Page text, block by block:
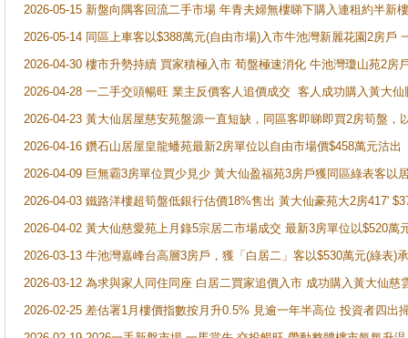
2026-05-15 新盤向隅客回流二手市場 年青夫婦無樓睇下購入連租約半新
2026-05-14 同區上車客以$388萬元(自由市場)入市牛池灣新麗花園2房戶
2026-04-30 樓市升勢持續 買家積極入市 荀盤極速消化 牛池灣瓊山苑2房
2026-04-28 一二手交頭暢旺 業主反價客人追價成交 客人成功購入黃大
2026-04-23 黃大仙居屋慈安苑盤源一直短缺，同區客即睇即買2房筍盤，
2026-04-16 鑽石山居屋皇龍蟠苑最新2房單位以自由市場價$458萬元沽出
2026-04-09 巨無霸3房單位買少見少 黃大仙盈福苑3房戶獲同區綠表客以
2026-04-03 鐵路洋樓超筍盤低銀行估價18%售出 黃大仙豪苑大2房417'
2026-04-02 黃大仙慈愛苑上月錄5宗居二市場成交 最新3房單位以$520萬
2026-03-13 牛池灣嘉峰台高層3房戶，獲「白居二」客以$530萬元(綠表)
2026-03-12 為求與家人同住同座 白居二買家追價入市 成功購入黃大仙
2026-02-25 差估署1月樓價指數按月升0.5% 見逾一年半高位 投資者四